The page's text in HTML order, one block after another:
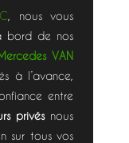
, nous vous
bord de nos
VAN
à l’avance,
entre
privésnous
sur tous vos